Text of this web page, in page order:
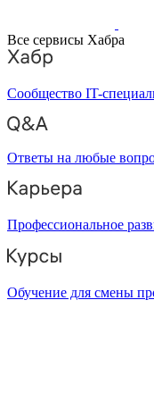
Все сервисы Хабра
Сообщество IT-
Ответы на любые
Профессиональное
Обучение для смены